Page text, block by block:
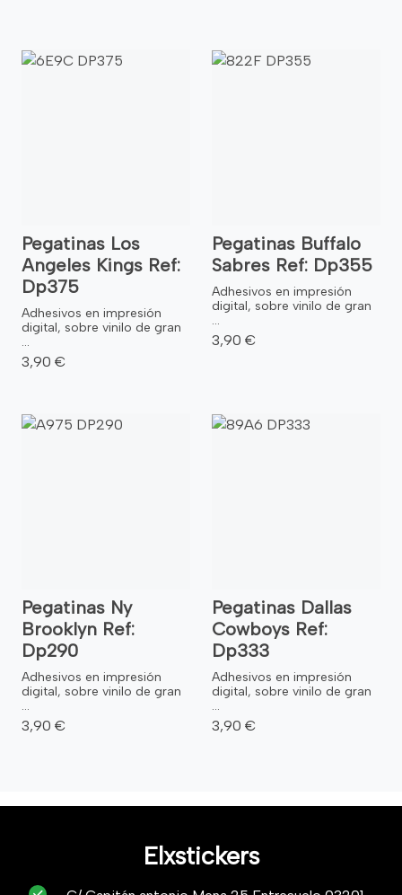
Pegatinas Los
Angeles Kings Ref:
Dp375
Adhesivos en impresión
digital, sobre vinilo de gran
...
3,90 €
Pegatinas Buffalo
Sabres Ref: Dp355
Adhesivos en impresión
digital, sobre vinilo de gran
...
3,90 €
Pegatinas Ny
Brooklyn Ref:
Dp290
Adhesivos en impresión
digital, sobre vinilo de gran
...
3,90 €
Pegatinas Dallas
Cowboys Ref:
Dp333
Adhesivos en impresión
digital, sobre vinilo de gran
...
3,90 €
Elxstickers